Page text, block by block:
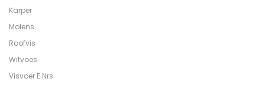
Karper
Molens
Roofvis
Witvoes
Visvoer E Nrs